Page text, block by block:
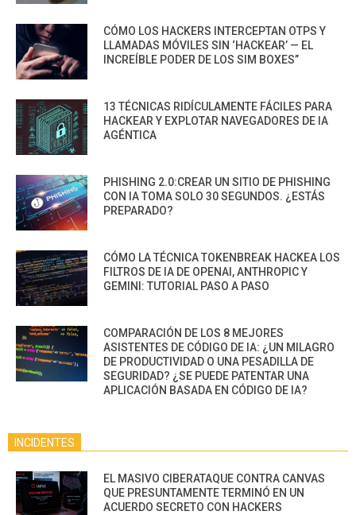
CÓMO LOS HACKERS INTERCEPTAN OTPS Y
LLAMADAS MÓVILES SIN ‘HACKEAR’ — EL
INCREÍBLE PODER DE LOS SIM BOXES”
13 TÉCNICAS RIDÍCULAMENTE FÁCILES PARA
HACKEAR Y EXPLOTAR NAVEGADORES DE IA
AGÉNTICA
PHISHING 2.0:CREAR UN SITIO DE PHISHING
CON IA TOMA SOLO 30 SEGUNDOS. ¿ESTÁS
PREPARADO?
CÓMO LA TÉCNICA TOKENBREAK HACKEA LOS
FILTROS DE IA DE OPENAI, ANTHROPIC Y
GEMINI: TUTORIAL PASO A PASO
COMPARACIÓN DE LOS 8 MEJORES
ASISTENTES DE CÓDIGO DE IA: ¿UN MILAGRO
DE PRODUCTIVIDAD O UNA PESADILLA DE
SEGURIDAD? ¿SE PUEDE PATENTAR UNA
APLICACIÓN BASADA EN CÓDIGO DE IA?
INCIDENTES
EL MASIVO CIBERATAQUE CONTRA CANVAS
QUE PRESUNTAMENTE TERMINÓ EN UN
ACUERDO SECRETO CON HACKERS